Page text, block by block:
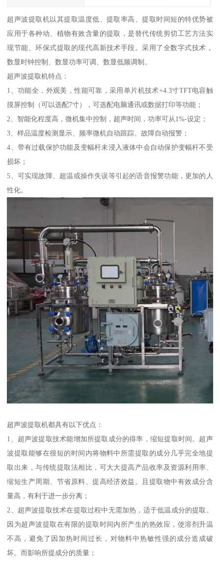
超声波提取机以其提取温度低、提取率高、提取时间短的特优势被
应用于各种动、植物有效含量的提取，是替代传统剪切工艺方法实
现节能、环保式提取的现代高新技术手段。采用了全数字式技术，
数显时钟控制、数显功率可调、数显低频调制。
超声波提取机特点：
1、功能全，外观美，性能可靠，采用单片机技术+4.3寸TFT电容触
摸屏控制（可以选配7寸），可选配电脑通讯或数据打印等功能；
2、智能化程度高，微机集中控制，超声时间，功率可从1%-设定；
3、样品温度检测显示、频率微机自动跟踪、故障自动报警；
4、带有过载保护功能及变幅杆未浸入液体中会自动保护变幅杆不受
损坏；
5、可实现故障、超温或操作失误等引起的语音报警功能，更加的人
性化。
超声波提取机都具有以下优点：
1、超声波提取技术能增加所提取成分的得率，缩短提取时间。超声
波提取能够在很短的时间内将物料中所需提取的成分几乎完全地提
取出来，与传统提取法相比，可大大提高产品收率及资源利用率、
缩短生产周期、节省原料、提高经济效益。且提取物中有效成分含
量高，有利于进一步分离；
2、超声波提取技术在提取过程中无需加热，适于低温成分的提取。
因为超声波提取在有限的提取时间内所产生的热效应，使溶剂升温
不高，避免了因加热时间过长，对物料中热敏性强的成分造成破
坏。而影响所提成分的质量；